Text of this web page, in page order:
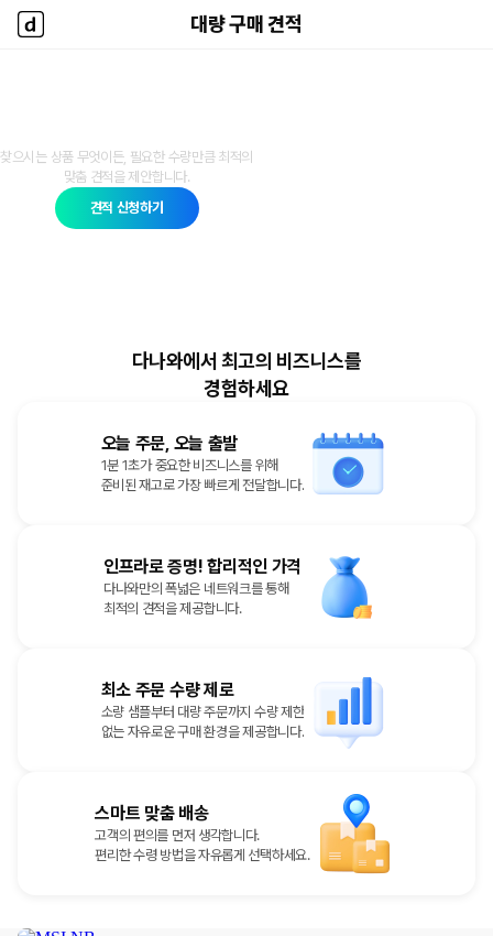
대량 구매 견적
다나와 홈
대량 구매 견적
찾으시는 상품 무엇이든, 필요한 수량만큼 최적의
맞춤 견적을 제안합니다.
견적 신청하기
다나와에서 최고의 비즈니스를
경험하세요
오늘 주문, 오늘 출발
1분 1초가 중요한 비즈니스를 위해
준비된 재고로 가장 빠르게 전달합니다.
인프라로 증명! 합리적인 가격
다나와만의 폭넓은 네트워크를 통해
최적의 견적을 제공합니다.
최소 주문 수량 제로
소량 샘플부터 대량 주문까지 수량 제한
없는 자유로운 구매 환경을 제공합니다.
스마트 맞춤 배송
고객의 편의를 먼저 생각합니다.
편리한 수령 방법을 자유롭게 선택하세요.